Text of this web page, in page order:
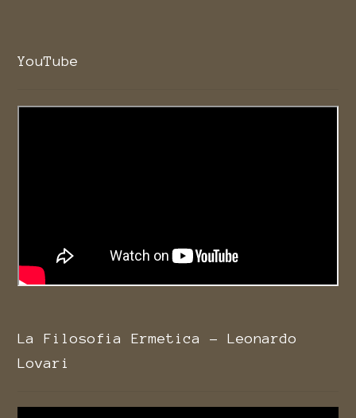
YouTube
La Filosofia Ermetica - Leonardo
Lovari